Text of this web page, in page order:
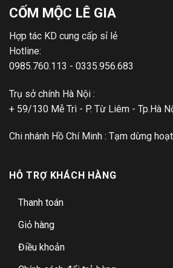
CỐM MỘC LÊ GIA
Hợp tác KD cung cấp sỉ lẻ
Hotline:
0985.760.113 - 0335.956.683
Trụ sở chính Hà Nội :
+ 59/130 Mễ Trì - P. Từ Liêm - Tp.Hà
Chi nhánh Hồ Chí Minh : Tạm dừng
HỖ TRỢ KHÁCH HÀNG
Thanh toán
Giỏ hàng
Điều khoản